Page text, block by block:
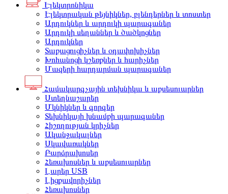
Էլեկտրոնիկա
Էլեկտրական թեյնիկներ, բլենդերներ և տոստեր
Արդուկներ և արդուկի պարագաներ
Արդուկի սեղաններ և ծածկոցներ
Արդուկներ
Տաքացուցիչներ և օդափոխիչներ
Խոհանոցի կշեռքներ և հարիչներ
Մազերի հարդարման պարագաներ
Համակարգչային տեխնիկա և աքսեսուարներ
Ստեղնաշարեր
Մկնիկներ և գորգեր
Տեխնիկայի խնամքի պարագաներ
Հիշողության կրիչներ
Ականջակալներ
Սկավառակներ
Բարձրախոսեր
Հեռախոսներ և աքսեսուարներ
Լարեր USB
Լիցքավորիչներ
Հեռախոսներ